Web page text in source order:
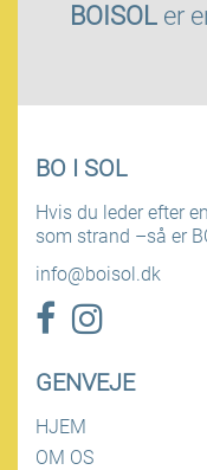
BOISOL er
BO I SOL
Hvis du leder efter
som strand –så er
info@boisol.dk
GENVEJE
HJEM
OM OS